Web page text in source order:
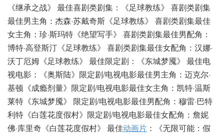
《继承之战》 最佳喜剧类剧集：《足球教练》 喜剧类剧集
最佳男主角：杰森·苏戴奇斯《足球教练》 喜剧类剧集最佳
女主角：珍·斯玛特《绝望写手》 喜剧类剧集最佳男配角：
博特·高登斯汀《足球教练》 喜剧类剧集最佳女配角：汉娜·
沃丁厄姆《足球教练》 最佳限定剧：《东城梦魇》 最佳电
视电影：《奥斯陆》限定剧/电视电影最佳男主角：迈克尔·
基顿《成瘾剂量》限定剧/电视电影最佳女主角：凯特·温斯
莱特《东城梦魇》 限定剧/电视电影最佳男配角：穆雷·巴特
利特《白莲花度假村》限定剧/电视电影最佳女配角：詹妮
佛·库里奇《白莲花度假村》 最佳动画片 ：《无限可能：假